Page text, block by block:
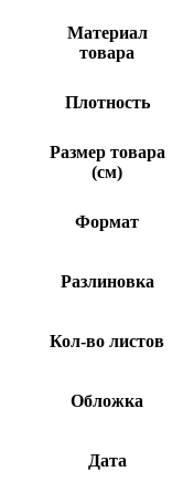
Материал
товара
Плотность
Размер товара
(см)
Формат
Разлиновка
Кол-во листов
Обложка
Дата